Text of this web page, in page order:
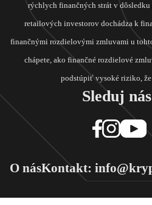
rýchlych finančných strát v
retailových investorov dochádza k
finančnými rozdielovými zmluvami u
chápete, ako finančné rozdielové
podstúpiť vysoké riziko,
Sleduj
O násKontakt: